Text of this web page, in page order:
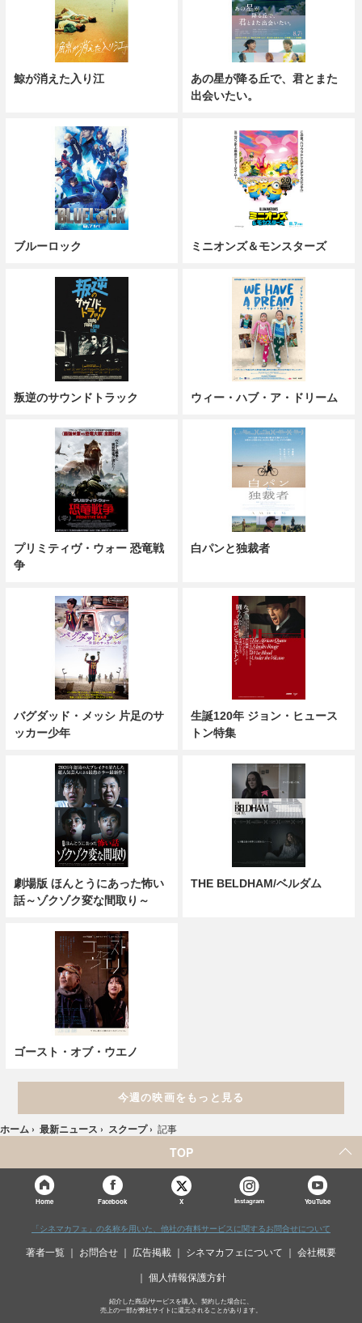
鯨が消えた入り江
あの星が降る丘で、君とまた
出会いたい。
ブルーロック ミニオンズ＆モンスターズ
叛逆のサウンドトラック ウィー・ハブ・ア・ドリーム
プリミティヴ・ウォー 恐竜戦
争
白パンと独裁者
バグダッド・メッシ 片足のサ
ッカー少年
生誕120年 ジョン・ヒュース
トン特集
劇場版 ほんとうにあった怖い
話～ゾクゾク変な間取り～
THE BELDHAM/ベルダム
ゴースト・オブ・ウエノ
今週の映画をもっと見る
ホーム › 最新ニュース › スクープ › 記事
TOP
Home Facebook X Instagram YouTube
「シネマカフェ」の名称を用いた、他社の有料サービスに関するお問合せについて
著者一覧 お問合せ 広告掲載 シネマカフェについて 会社概要
個人情報保護方針
紹介した商品/サービスを購入、契約した場合に、
売上の一部が弊社サイトに還元されることがあります。